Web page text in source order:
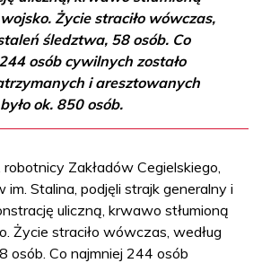
Życie straciło wówczas,
śledztwa, 58 osób. Co
osób cywilnych zostało
i aresztowanych
było ok. 850 osób.
Zakładów Cegielskiego,
Stalina, podjęli strajk generalny i
uliczną, krwawo stłumioną
Życie straciło wówczas, według
osób. Co najmniej 244 osób